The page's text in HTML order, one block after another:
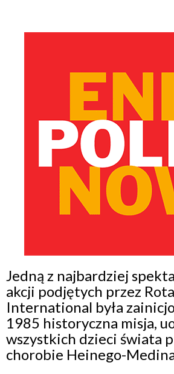
Jedną z najbardziej
akcji podjętych przez
International była
1985 historyczna misja,
wszystkich dzieci świata
chorobie Heinego-